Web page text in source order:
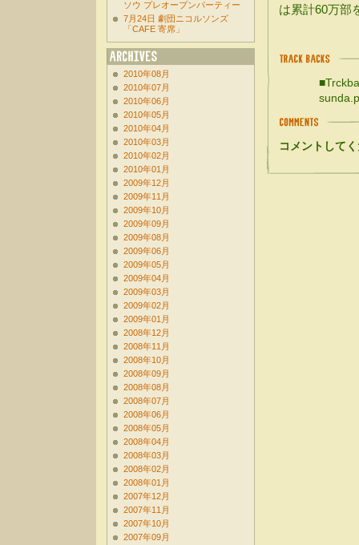
は累計60万部
コメントして
ソウ プレオープンパーティー
7月24日 劇団ニコルソンズ
「CAFE 寄席」
2010年08月
2010年07月
2010年06月
2010年05月
2010年04月
2010年03月
2010年02月
2010年01月
2009年12月
2009年11月
2009年10月
2009年09月
2009年08月
2009年06月
2009年05月
2009年04月
2009年03月
2009年02月
2009年01月
2008年12月
2008年11月
2008年10月
2008年09月
2008年08月
2008年07月
2008年06月
2008年05月
2008年04月
2008年03月
2008年02月
2008年01月
2007年12月
2007年11月
2007年10月
2007年09月